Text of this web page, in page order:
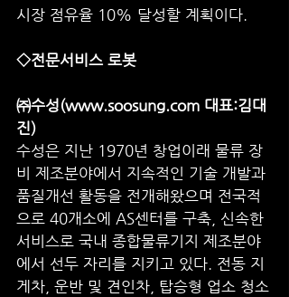
시장 점유율 10% 달성할 계획이다.
◇전문서비스 로봇
㈜수성(www.soosung.com 대표:김대
진)
수성은 지난 1970년 창업이래 물류 장
비 제조분야에서 지속적인 기술 개발과
품질개선 활동을 전개해왔으며 전국적
으로 40개소에 AS센터를 구축, 신속한
서비스로 국내 종합물류기지 제조분야
에서 선두 자리를 지키고 있다. 전동 지
게차, 운반 및 견인차, 탑승형 업소 청소